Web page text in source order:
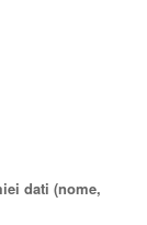
dati (nome,